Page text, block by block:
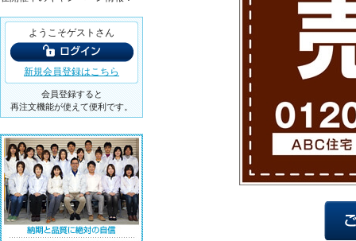
ようこそゲストさん
新規会員登録はこちら
会員登録すると
再注文機能が使えて便利です。